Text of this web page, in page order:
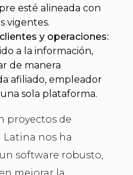
esté alineada con
vigentes.
y operaciones:
a la información,
de manera
afiliado, empleador
sola plataforma.
proyectos de
Latina nos ha
software robusto,
mejorar la